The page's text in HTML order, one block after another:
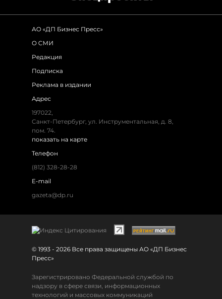
АО «ДП Бизнес Пресс»
О СМИ
Редакция
Подписка
Реклама в издании
Адрес
197022,
Санкт-Петербург, ул. Инструментальная, д. 8,
пом. 74.
показать на карте
Телефон
(812) 328-28-28
E-mail
gazeta@dp.ru
© 1993 - 2026 Все права защищены АО «ДП Бизнес
Пресс»
Зарегистрировано Федеральной службой по
надзору в сфере связи, информационных
технологий и массовых коммуникаций